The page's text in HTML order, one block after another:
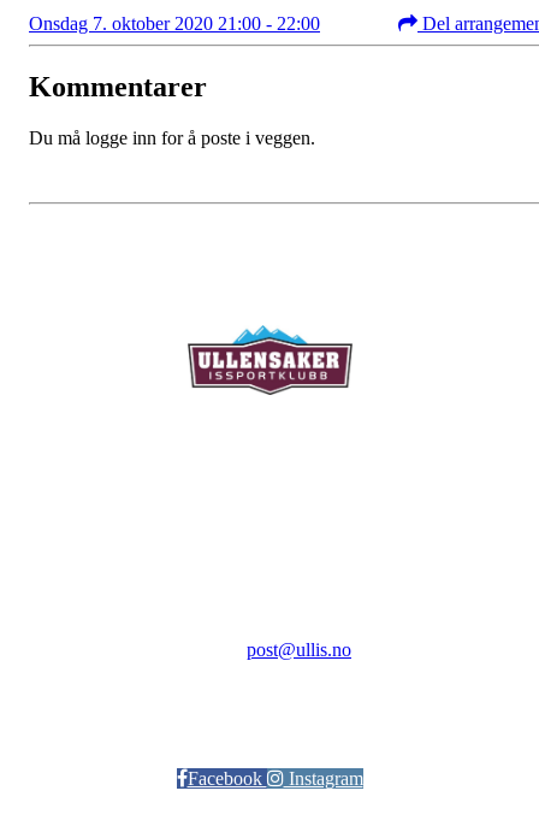
Onsdag 7. oktober 2020 21:00 - 22:00 Del
Kommentarer
Du må logge inn for å poste i veggen.
post@ullis.no
Facebook Instagram